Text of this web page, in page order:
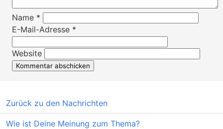
Name *
E-Mail-Adresse *
Website
Zurück zu den Nachrichten
Wie ist Deine Meinung zum Thema?